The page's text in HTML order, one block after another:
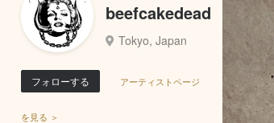
beefcakedead
Tokyo, Japan
フォローする アーティストページ
を見る ＞